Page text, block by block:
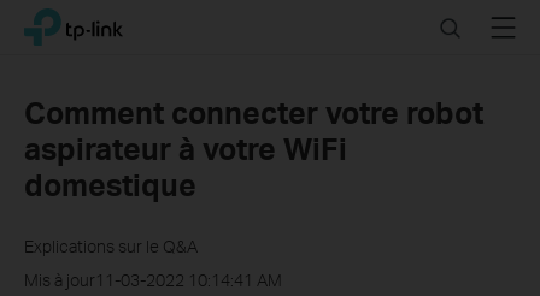
Click
navigation
TP-Link, Reliably Smart SearchMenu
Comment connecter votre robot
aspirateur à votre WiFi
domestique
Explications sur le Q&A
Mis à jour11-03-2022 10:14:41 AM